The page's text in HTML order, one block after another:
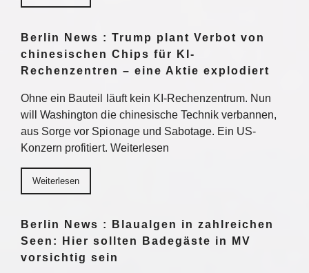
Berlin News : Trump plant Verbot von
chinesischen Chips für KI-
Rechenzentren – eine Aktie explodiert
Ohne ein Bauteil läuft kein KI-Rechenzentrum. Nun
will Washington die chinesische Technik verbannen,
aus Sorge vor Spionage und Sabotage. Ein US-
Konzern profitiert. Weiterlesen
Weiterlesen
Berlin News : Blaualgen in zahlreichen
Seen: Hier sollten Badegäste in MV
vorsichtig sein